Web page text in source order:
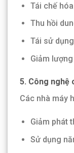
Tái chế
Thu hồi
Tái sử
Giảm
5. Công nghệ
Các nhà máy
Giảm phát
Sử dụng